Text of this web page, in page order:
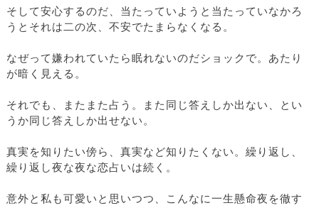
そして安心するのだ、当たっていようと当たっていなかろ
うとそれは二の次、不安でたまらなくなる。
なぜって嫌われていたら眠れないのだショックで。あたり
が暗く見える。
それでも、またまた占う。また同じ答えしか出ない、とい
うか同じ答えしか出せない。
真実を知りたい傍ら、真実など知りたくない。繰り返し、
繰り返し夜な夜な恋占いは続く。
意外と私も可愛いと思いつつ、こんなに一生懸命夜を徹す